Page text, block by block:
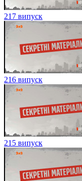
217 випуск
216 випуск
215 випуск